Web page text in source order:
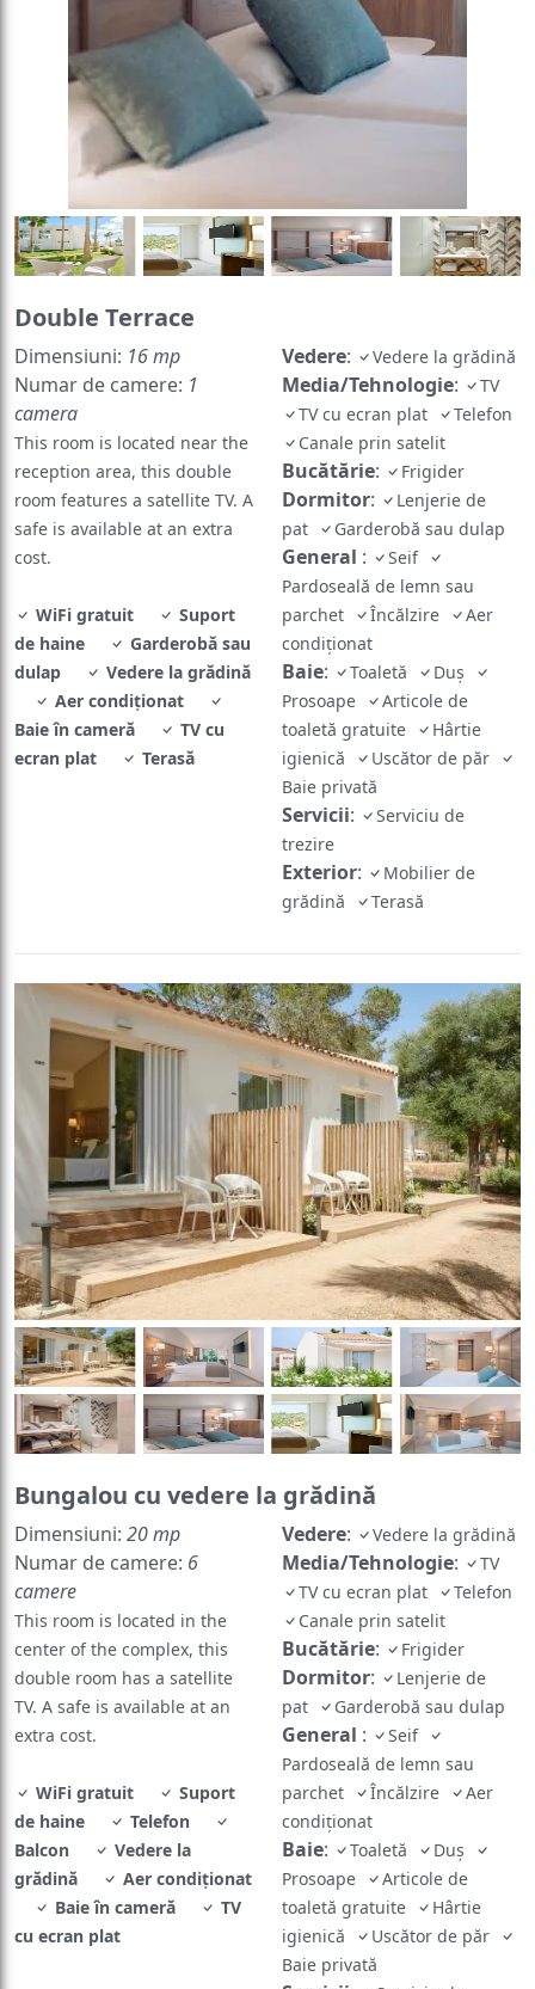
Double Terrace
Dimensiuni: 16 mp
Numar de camere: 1
camera
This room is located near the
reception area, this double
room features a satellite TV. A
safe is available at an extra
cost.
WiFi gratuit
Suport
de haine
Garderobă sau
dulap
Vedere la grădină
Aer condiţionat
Baie în cameră
TV cu
ecran plat
Terasă
Vedere: Vedere la grădină
Media/Tehnologie:
TV
TV cu ecran plat
Telefon
Canale prin satelit
Bucătărie: Frigider
Dormitor:
Lenjerie de
pat
Garderobă sau dulap
General :
Seif
Pardoseală de lemn sau
parchet
Încălzire
Aer
condiţionat
Baie: Toaletă
Duş
Prosoape
Articole de
toaletă gratuite
Hârtie
igienică
Uscător de păr
Baie privată
Servicii:
Serviciu de
trezire
Exterior:
Mobilier de
grădină
Terasă
Bungalou cu vedere la grădină
Dimensiuni: 20 mp
Numar de camere: 6
camere
This room is located in the
center of the complex, this
double room has a satellite
TV. A safe is available at an
extra cost.
WiFi gratuit
Suport
de haine
Telefon
Balcon
Vedere la
grădină
Aer condiţionat
Baie în cameră
TV
cu ecran plat
Vedere: Vedere la grădină
Media/Tehnologie:
TV
TV cu ecran plat
Telefon
Canale prin satelit
Bucătărie: Frigider
Dormitor:
Lenjerie de
pat
Garderobă sau dulap
General :
Seif
Pardoseală de lemn sau
parchet
Încălzire
Aer
condiţionat
Baie: Toaletă
Duş
Prosoape
Articole de
toaletă gratuite
Hârtie
igienică
Uscător de păr
Baie privată